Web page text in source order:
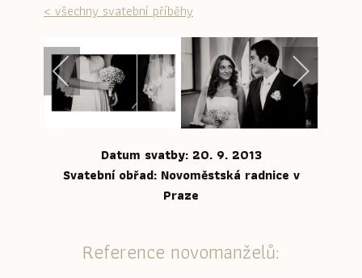
< všechny svatební příběhy
Datum svatby: 20. 9. 2013
Svatební obřad: Novoměstská radnice v
Praze
Reference novomanželů: